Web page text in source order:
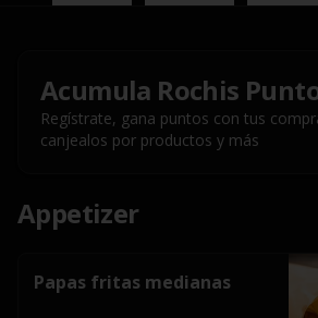
Acumula Rochis
Regístrate, gana puntos con tus
canjealos por productos y más
Appetizer
Papas fritas medianas